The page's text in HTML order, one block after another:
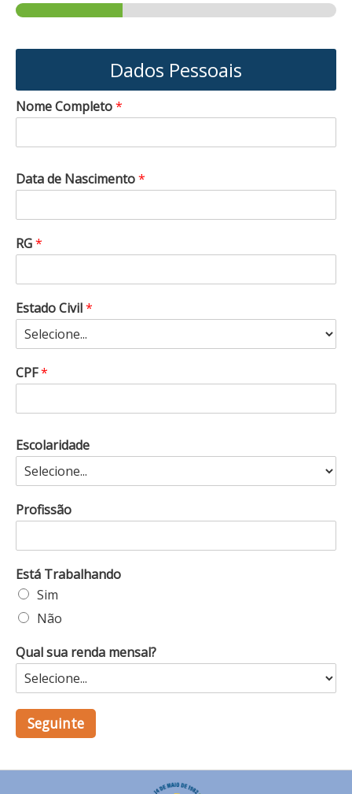
Dados Pessoais
Nome Completo*
Data de Nascimento*
RG*
Estado Civil*
CPF*
Escolaridade
Profissão
Está Trabalhando
Sim
Não
Qual sua renda mensal?
Seguinte